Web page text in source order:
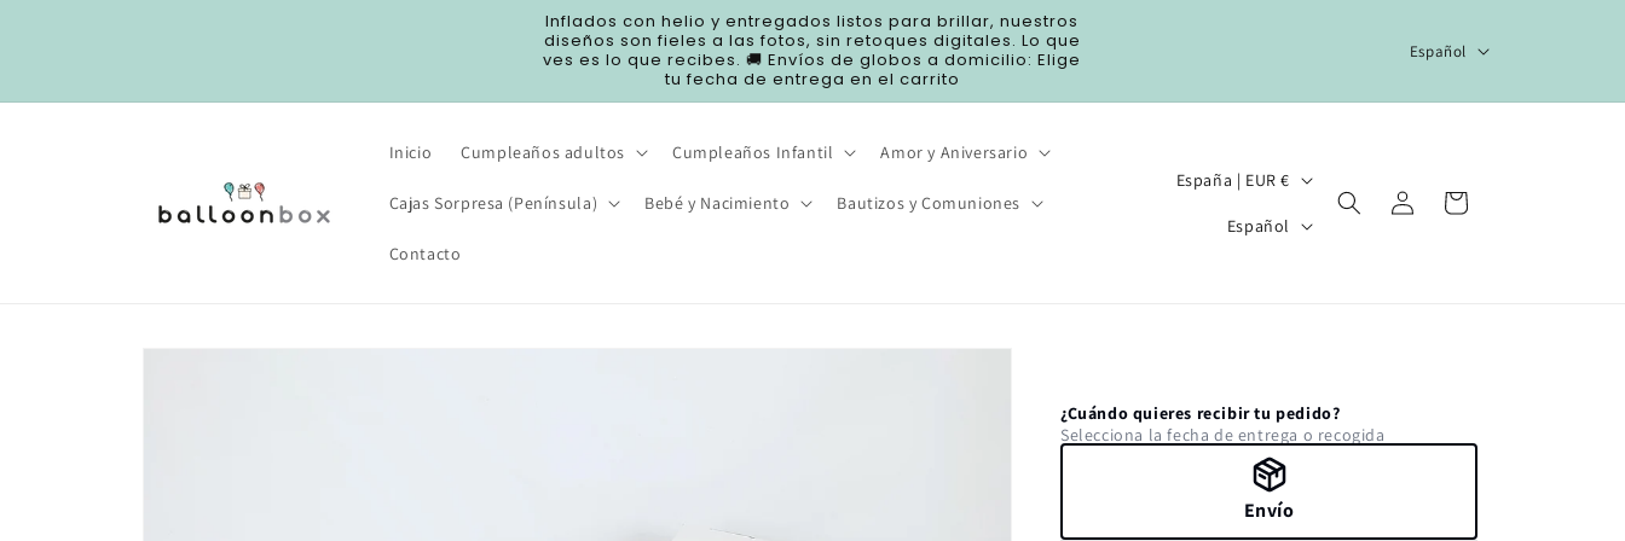
Inflados con helio y entregados listos para brillar, nuestros
diseños son fieles a las fotos, sin retoques digitales. Lo que
ves es lo que recibes. 🚚 Envíos de globos a domicilio: Elige
tu fecha de entrega en el carrito
m
Español
Inicio Cumpleaños adultos Cumpleaños Infantil Amor y Aniversario
Cajas Sorpresa (Península) Bebé y Nacimiento Bautizos y Comuniones
Contacto
P
g
España | EUR €
a
Español
Iniciar
sesión
Carrito
directamente
¿Cuándo quieres recibir tu pedido?
Selecciona la fecha de entrega o recogida
Envío